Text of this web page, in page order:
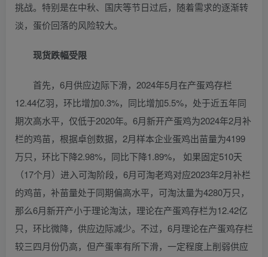
挑战。特别是在中秋、国庆等节日过后，随着需求的逐渐转
淡，蛋价回落的风险较大。
现货跌幅受限
首先，6月供应边际下滑，2024年5月在产蛋鸡存栏
12.44亿羽，环比增加0.3%，同比增加5.5%，处于近五年同
期次高水平，仅低于2020年。6月新开产蛋鸡为2024年2月补
栏的鸡苗，根据卓创数据，2月样本企业蛋鸡出苗量为4199
万只，环比下降2.98%，同比下降1.89%， 如果固定510天
（17个月）进入可淘阶段，6月可淘老鸡对应2023年2月补栏
的鸡苗，补苗量处于同期偏高水平，可淘汰量为4280万只，
那么6月新开产小于理论淘汰，理论在产蛋鸡存栏为12.42亿
只，环比微降，供应边际减少。不过，6月理论在产蛋鸡存栏
较三四月份仍高，但产蛋率有所下滑，一定程度上削弱供应